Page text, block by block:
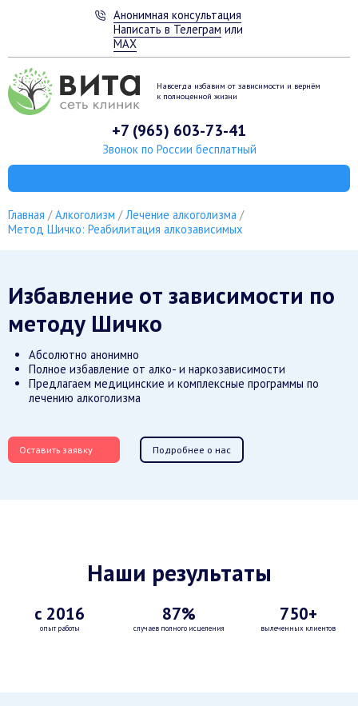
Анонимная консультация
Написать в Телеграм или
MAX
Навсегда избавим от зависимости и вернём
к полноценной жизни
+7 (965) 603-73-41
Звонок по России бесплатный
Главная Алкоголизм
Лечение алкоголизма
Метод Шичко: Реабилитация алкозависимых
Избавление от зависимости по
методу Шичко
Абсолютно анонимно
Полное избавление от алко- и наркозависимости
Предлагаем медицинские и комплексные программы по
лечению алкоголизма
Оставить заявку Подробнее о нас
Наши результаты
с 2016
опыт работы
87%
случаев полного исцеления
750+
вылеченных клиентов